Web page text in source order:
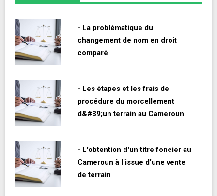
- La problématique du
changement de nom en droit
comparé
- Les étapes et les frais de
procédure du morcellement
d&#39;un terrain au Cameroun
- L'obtention d'un titre foncier au
Cameroun à l'issue d'une vente
de terrain